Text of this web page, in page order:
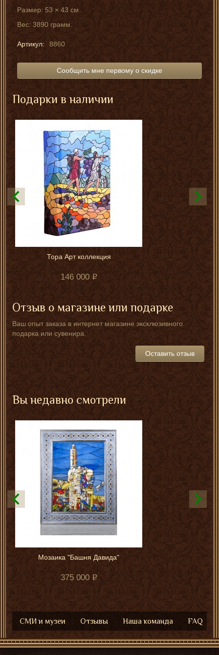
Размер: 53 × 43 см
Вес: 3890 грамм.
Артикул: 8860
Сообщить мне первому о скидке
Подарки в наличии
Тора Арт коллекция
146 000
Отзыв о магазине или подарке
Ваш опыт заказа в интернет магазине эксклюзивного
подарка или сувенира.
Оставить отзыв
Вы недавно смотрели
Мозаика "Башня Давида"
375 000
СМИ и музеи Отзывы Наша команда FAQ